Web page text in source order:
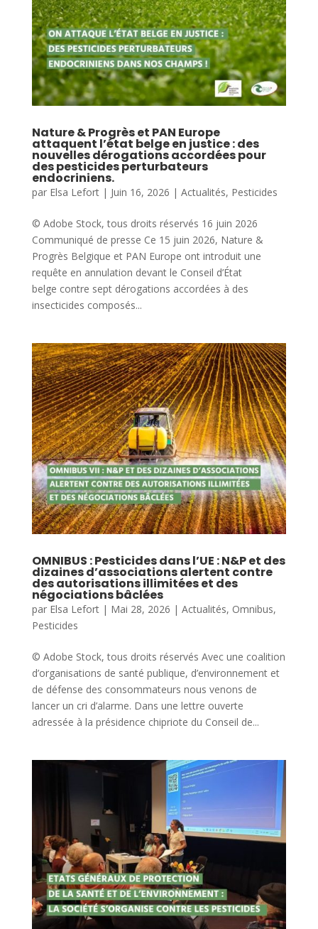
Nature & Progrès et PAN Europe
attaquent l’état belge en justice : des
nouvelles dérogations accordées pour
des pesticides perturbateurs
endocriniens.
par Elsa Lefort| Juin 16, 2026 | Actualités, Pesticides
© Adobe Stock, tous droits réservés 16 juin 2026
Communiqué de presse Ce 15 juin 2026, Nature &
Progrès Belgique et PAN Europe ont introduit une
requête en annulation devant le Conseil d’État
belge contre sept dérogations accordées à des
insecticides composés...
OMNIBUS : Pesticides dans l’UE : N&P et des
dizaines d’associations alertent contre
des autorisations illimitées et des
négociations bâclées
par Elsa Lefort| Mai 28, 2026 | Actualités, Omnibus,
Pesticides
© Adobe Stock, tous droits réservés Avec une coalition
d’organisations de santé publique, d’environnement et
de défense des consommateurs nous venons de
lancer un cri d’alarme. Dans une lettre ouverte
adressée à la présidence chipriote du Conseil de...